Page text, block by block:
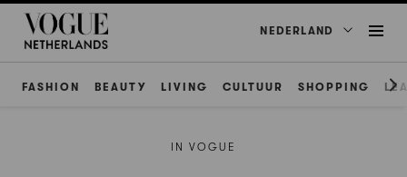
NEDERLAND
FASHION BEAUTY LIVING CULTUUR SHOPPING
IN VOGUE